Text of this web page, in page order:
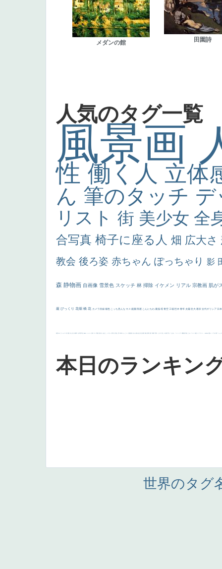
メダンの館 田園詩
人気のタグ一覧
風景画
性 働く人 立体
ん 筆のタッチ
リスト 街 美少女 全
合写真 椅子に座る人 畑 広大さ
教会 後ろ姿 赤ちゃん ぽっちゃり 影
森 静物画 自画像 雪景色 スケッチ 林 掃除 イケメン リアル 宗教画 肌が
厳 びっくり 花畑 橋 花 カメラ目線 補色 こっち見んな キス 庭園 部屋 こんにちわ 素描 塔 青空 工場 巨木 青年 太陽 壮大 着衣 古代ギリシア 日
画質 last ヴィーナス 剣 白人少女 食事中 山本芳翠 麦 alciato ハーレム 女神 ローマ教皇 奥行き 火起こし シスター 東方の三博士 114514 かっこいい 受胎告知 天から覗き込む顔 設計図 挿絵 群衆 親子 裸婦 可愛い ピサロ ＃名画で学ぶ「たるみ」 ニーソックス 躍動感 黄色 こわい コート 畦道 レンブラント・ sekkusu 暖かい バブみ 靴下 ショッ
本日のランキン
世界のタグ